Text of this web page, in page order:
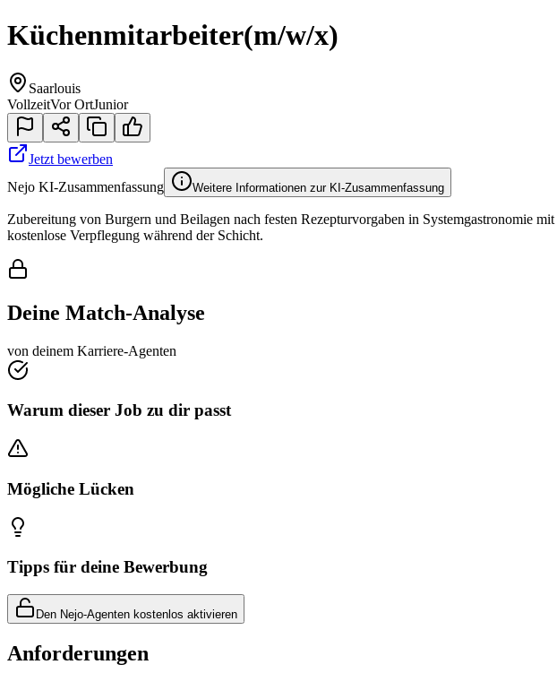
Küchenmitarbeiter(m/w/x)
Saarlouis
VollzeitVor OrtJunior
Jetzt bewerben
Nejo KI-Zusammenfassung
Weitere Informationen zur KI-Zusammenfassung
Zubereitung von Burgern und Beilagen nach festen Rezepturvorgaben in Systemgastronomie
kostenlose Verpflegung während der Schicht.
Deine Match-Analyse
von deinem Karriere-Agenten
Warum dieser Job zu dir passt
Mögliche Lücken
Tipps für deine Bewerbung
Den Nejo-Agenten kostenlos aktivieren
Anforderungen